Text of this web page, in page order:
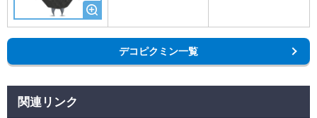
デコピクミン一覧
関連リンク